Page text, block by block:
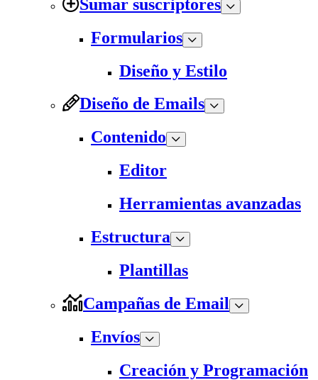
Sumar suscriptores
Formularios
Diseño y Estilo
Diseño de Emails
Contenido
Editor
Herramientas avanzadas
Estructura
Plantillas
Campañas de Email
Envíos
Creación y Programación